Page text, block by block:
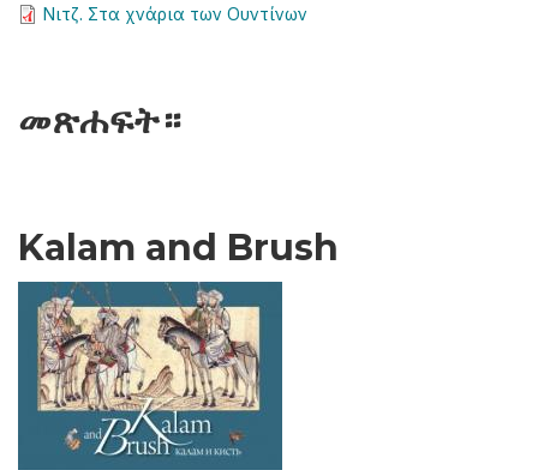
Νιτζ. Στα χνάρια των Ουντίνων
መጽሐፍት።
Kalam and Brush